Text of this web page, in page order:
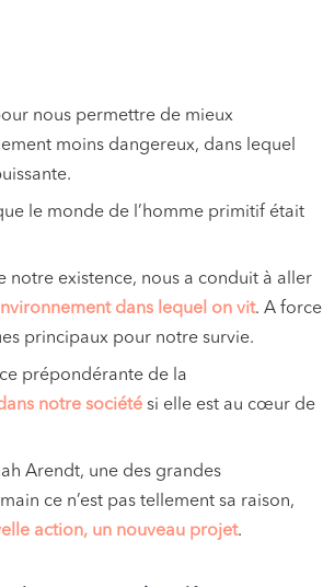
nous permettre de mieux
moins dangereux, dans lequel
le monde de l’homme primitif était
notre existence, nous a conduit à aller
dans lequel on vit. A force
principaux pour notre survie.
prépondérante de la
notre société si elle est au cœur de
Arendt, une des grandes
ce n’est pas tellement sa raison,
action, un nouveau projet.